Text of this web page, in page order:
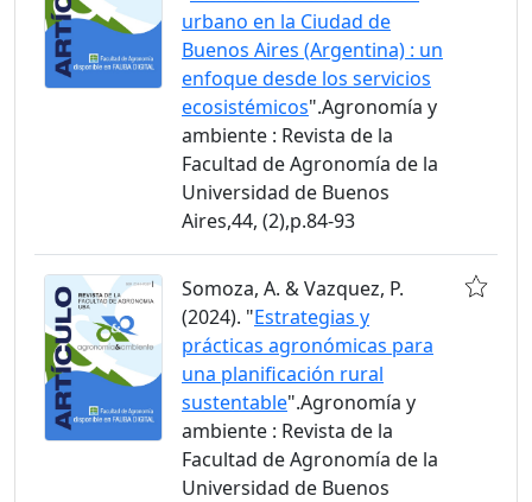
urbano en la Ciudad de
Buenos Aires (Argentina) : un
enfoque desde los servicios
ecosistémicos".Agronomía y
ambiente : Revista de la
Facultad de Agronomía de la
Universidad de Buenos
Aires,44, (2),p.84-93
Somoza, A. & Vazquez, P.
(2024). "Estrategias y
prácticas agronómicas para
una planificación rural
sustentable".Agronomía y
ambiente : Revista de la
Facultad de Agronomía de la
Universidad de Buenos